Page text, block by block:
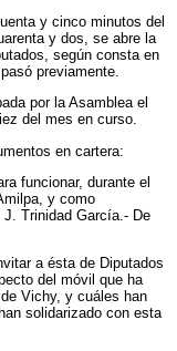
y cinco minutos del
y dos, se abre la
según consta en
previamente.
por la Asamblea el
del mes en curso.
en cartera:
funcionar, durante el
y como
Trinidad García.- De
a ésta de Diputados
del móvil que ha
Vichy, y cuáles han
solidarizado con esta